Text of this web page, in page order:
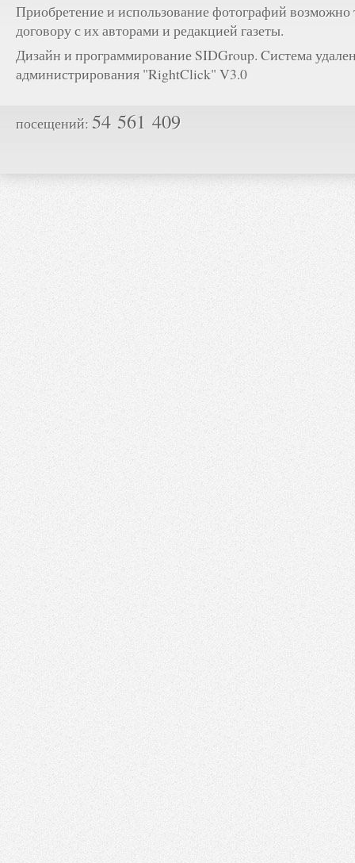
Приобретение и использование фотографий возможно
договору с их авторами и редакцией газеты.
Дизайн и программирование SIDGroup. Cистема
администрирования "RightClick" V3.0
посещений: 54 561 409